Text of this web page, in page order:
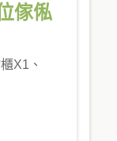
傢俬
X1、